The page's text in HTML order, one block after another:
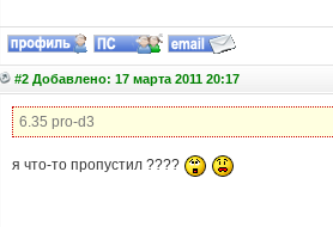
#2 Добавлено: 17 марта 2011 20:17
6.35 pro-d3
я что-то пропустил ????